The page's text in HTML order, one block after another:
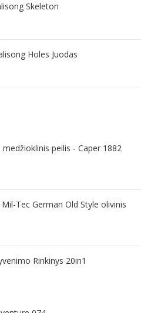
Skeleton
Holes Juodas
peilis - Caper 1882
Tec German Old Style olivinis
Rinkinys 20in1